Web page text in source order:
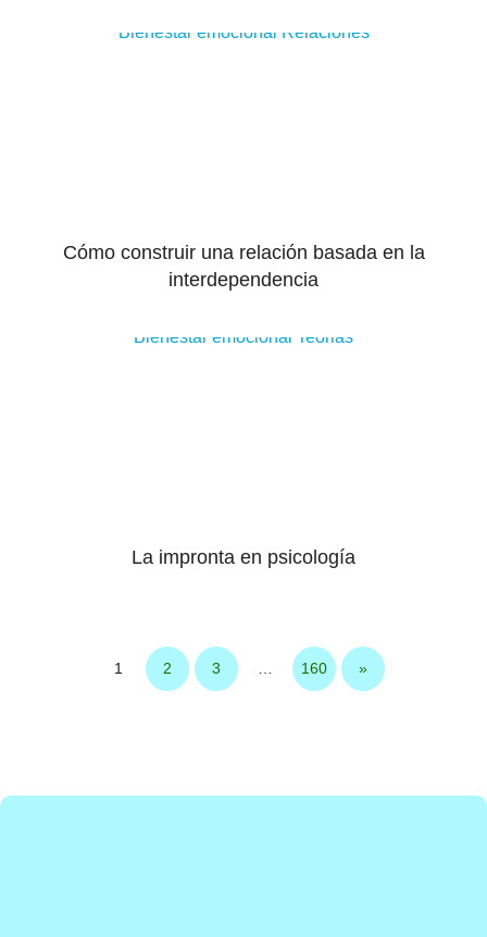
Bienestar emocional Relaciones
Cómo construir una relación basada en la
interdependencia
Bienestar emocional Teorias
La impronta en psicología
1 2 3 160 »